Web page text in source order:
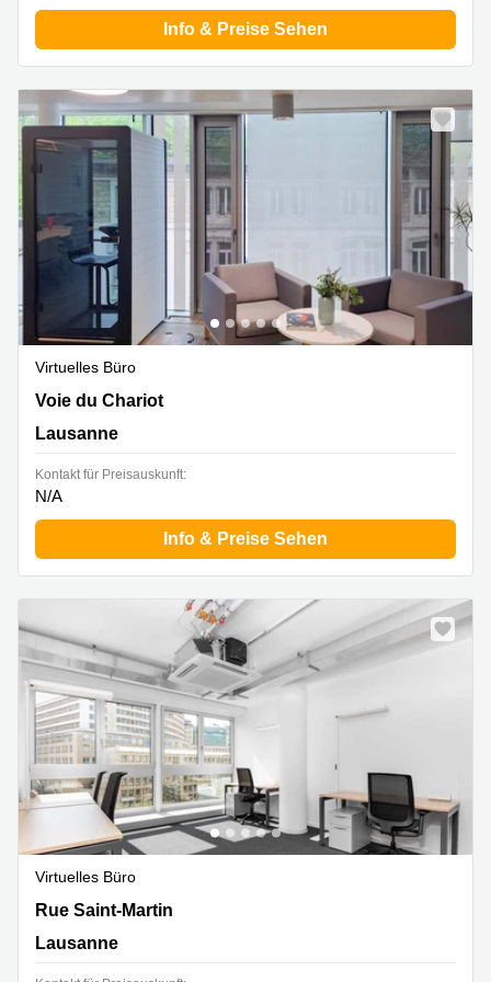
Info & Preise Sehen
Virtuelles Büro
Voie du Chariot 3,4. Stock, Lausanne
Voie du Chariot
Lausanne
Kontakt für Preisauskunft:
N/A
Info & Preise Sehen
Virtuelles Büro
Rue Saint-Martin 7,3. Stock, Lausanne
Rue Saint-Martin
Lausanne